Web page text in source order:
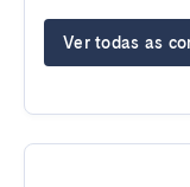
Ver todas as